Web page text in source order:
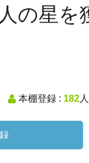
の星
本棚登録 : 182人